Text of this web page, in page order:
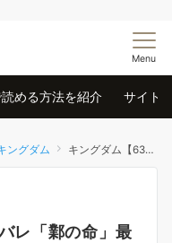
Menu
める方法を紹介 サイト
ングダム キングダム【637話】ネタバレ「鄴の命」最新話を無料で読む
レ「鄴の命」最